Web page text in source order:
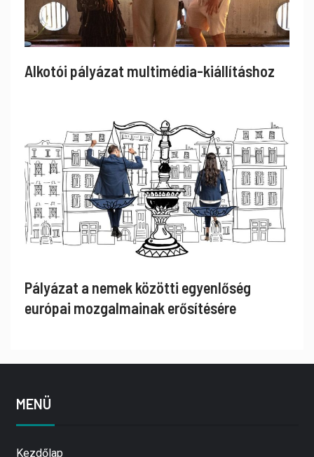
Alkotói pályázat multimédia-kiállításhoz
Pályázat a nemek közötti egyenlőség
európai mozgalmainak erősítésére
MENÜ
Kezdőlap